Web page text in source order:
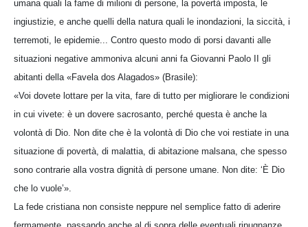
umana quali la fame di milioni di persone, la povertà imposta, le
ingiustizie, e anche quelli della natura quali le inondazioni, la siccità, i
terremoti, le epidemie... Contro questo modo di porsi davanti alle
situazioni negative ammoniva alcuni anni fa Giovanni Paolo II gli
abitanti della «Favela dos Alagados» (Brasile):
«Voi dovete lottare per la vita, fare di tutto per migliorare le condizioni
in cui vivete: è un dovere sacrosanto, perché questa è anche la
volontà di Dio. Non dite che è la volontà di Dio che voi restiate in una
situazione di povertà, di malattia, di abitazione malsana, che spesso
sono contrarie alla vostra dignità di persone umane. Non dite: ‘È Dio
che lo vuole’».
La fede cristiana non consiste neppure nel semplice fatto di aderire